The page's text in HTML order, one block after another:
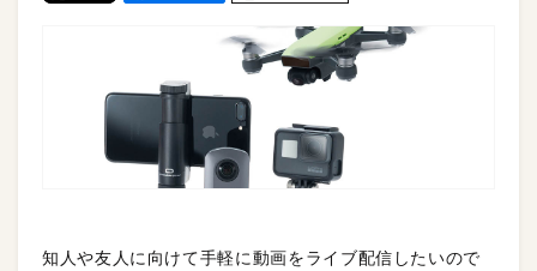
知人や友人に向けて手軽に動画をライブ配信したいので